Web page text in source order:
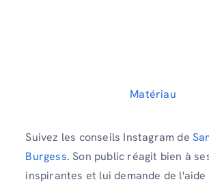
Matériau
Suivez les conseils Instagram de
Burgess. Son public réagit bien à
inspirantes et lui demande de l'aide